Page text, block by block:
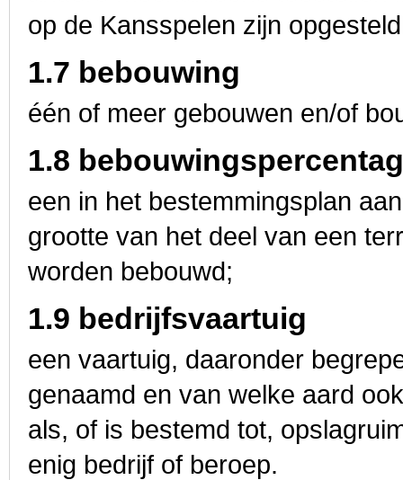
op de Kansspelen zijn
1.7 bebouwing
één of meer gebouwen en/of
1.8
een in het bestemmingsplan
grootte van het deel van een
worden bebouwd;
1.9 bedrijfsvaartuig
een vaartuig, daaronder
genaamd en van welke aard
als, of is bestemd tot,
enig bedrijf of beroep.